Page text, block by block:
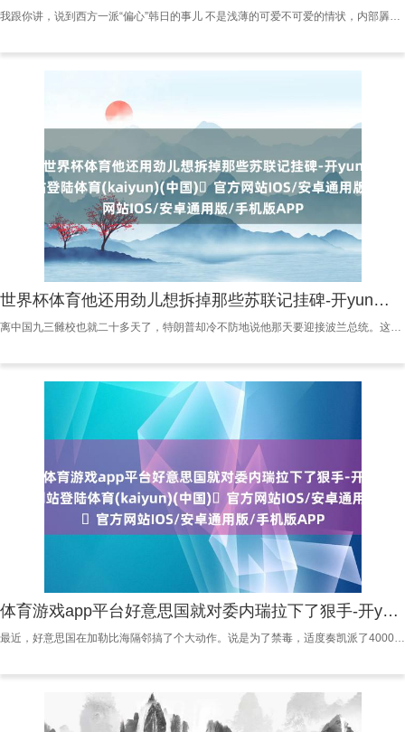
世界杯体育他还用劲儿想拆掉那些苏联记挂碑-开yun体育官方网站登陆体育(kaiyun)(中国)❥官方网站IOS/安卓通用版/手机版APP
体育游戏app平台好意思国就对委内瑞拉下了狠手-开yun体育官方网站登陆体育(kaiyun)(中国)❥官方网站IOS/安卓通用版/手机版APP